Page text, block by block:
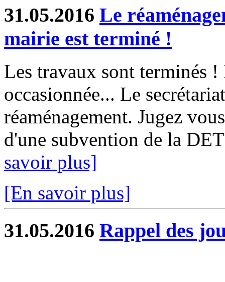
31.05.2016 Le
mairie est terminé !
Les travaux sont terminés !
occasionnée... Le
réaménagement. Jugez
d'une subvention de la
savoir plus]
[En savoir plus]
31.05.2016 Rappel des